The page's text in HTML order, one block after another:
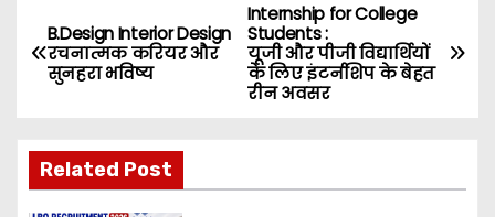
P
o
t
Internship for College
Students :
यूजी और पीजी विद्यार्थियों
के लिए इंटर्नशिप के बेहत
रीन अवसर
B.Design Interior Design
रचनात्मक करियर और
सुनहरा भविष्य
Related Post